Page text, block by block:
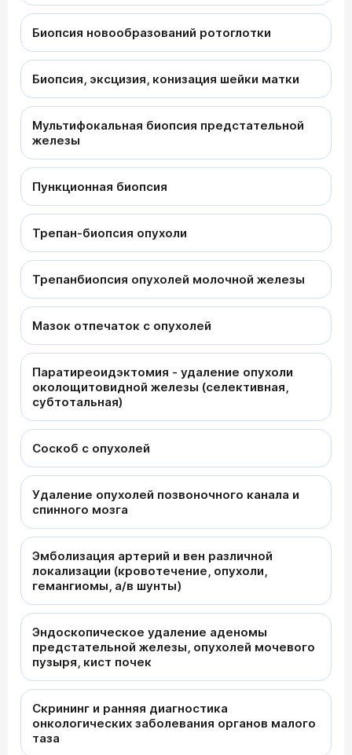
Биопсия новообразований ротоглотки
Биопсия, эксцизия, конизация шейки матки
Мультифокальная биопсия предстательной
железы
Пункционная биопсия
Трепан-биопсия опухоли
Трепанбиопсия опухолей молочной железы
Мазок отпечаток с опухолей
Паратиреоидэктомия - удаление опухоли
околощитовидной железы (селективная,
субтотальная)
Соскоб с опухолей
Удаление опухолей позвоночного канала и
спинного мозга
Эмболизация артерий и вен различной
локализации (кровотечение, опухоли,
гемангиомы, а/в шунты)
Эндоскопическое удаление аденомы
предстательной железы, опухолей мочевого
пузыря, кист почек
Скрининг и ранняя диагностика
онкологических заболевания органов малого
таза